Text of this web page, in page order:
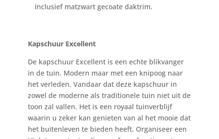
Inclusief matzwart gecoate daktrim.
Kapschuur Excellent
De kapschuur Excellent is een echte blikvanger
in de tuin. Modern maar met een knipoog naar
het verleden. Vandaar dat deze kapschuur in
zowel de moderne als traditionele tuin niet uit de
toon zal vallen. Het is een royaal tuinverblijf
waarin u zeker kan genieten van al het mooie dat
het buitenleven te bieden heeft. Organiseer een